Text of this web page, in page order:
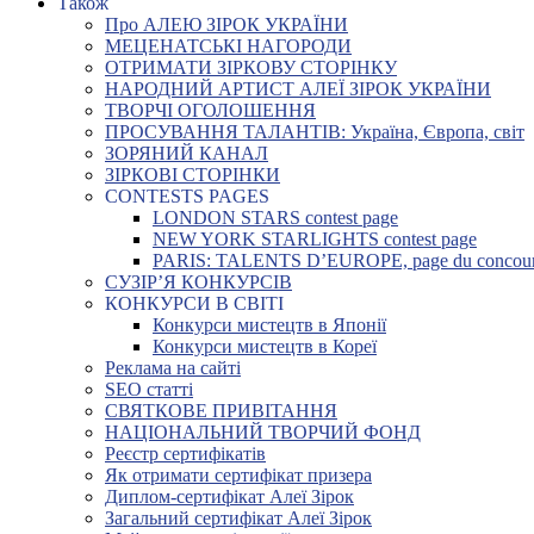
Про АЛЕЮ ЗІРОК УКРАЇНИ
МЕЦЕНАТСЬКІ НАГОРОДИ
ОТРИМАТИ ЗІРКОВУ СТОРІНКУ
НАРОДНИЙ АРТИСТ АЛЕЇ ЗІРОК УКРАЇНИ
ТВОРЧІ ОГОЛОШЕННЯ
ПРОСУВАННЯ ТАЛАНТІВ: Україна, Європа, світ
ЗОРЯНИЙ КАНАЛ
ЗІРКОВІ СТОРІНКИ
CONTESTS PAGES
LONDON STARS contest page
NEW YORK STARLIGHTS contest page
PARIS: TALENTS D’EUROPE, page du
СУЗІР’Я КОНКУРСІВ
КОНКУРСИ В СВІТІ
Конкурси мистецтв в Японії
Конкурси мистецтв в Кореї
Реклама на сайті
SEO статті
СВЯТКОВЕ ПРИВІТАННЯ
НАЦІОНАЛЬНИЙ ТВОРЧИЙ ФОНД
Реєстр сертифікатів
Як отримати сертифікат призера
Диплом-сертифікат Алеї Зірок
Загальний сертифікат Алеї Зірок